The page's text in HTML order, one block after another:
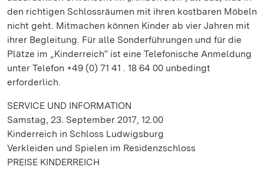
den richtigen Schlossräumen mit ihren kostbaren Möbeln
nicht geht. Mitmachen können Kinder ab vier Jahren mit
ihrer Begleitung. Für alle Sonderführungen und für die
Plätze im „Kinderreich“ ist eine Telefonische Anmeldung
unter Telefon +49 (0) 71 41 . 18 64 00 unbedingt
erforderlich.
SERVICE UND INFORMATION
Samstag, 23. September 2017, 12.00
Kinderreich in Schloss Ludwigsburg
Verkleiden und Spielen im Residenzschloss
PREISE KINDERREICH